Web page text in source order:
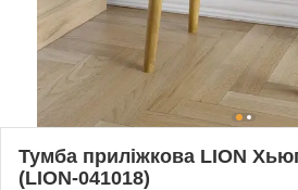
Тумба приліжкова LION
(LION-041018)